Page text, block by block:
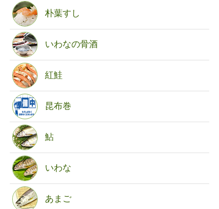
朴葉すし
いわなの骨酒
紅鮭
昆布巻
鮎
いわな
あまご